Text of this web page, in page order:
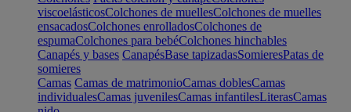
viscoelásticosColchones de muellesColchones de muelles
ensacadosColchones enrolladosColchones de
espumaColchones para bebéColchones hinchables
Canapés y bases CanapésBase tapizadasSomieresPatas de
somieres
Camas Camas de matrimonioCamas doblesCamas
individualesCamas juvenilesCamas infantilesLiterasCamas